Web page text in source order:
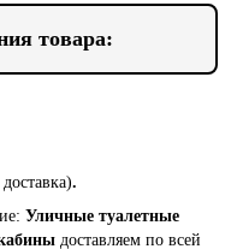
товара:
.
Уличные туалетные
доставляем по всей